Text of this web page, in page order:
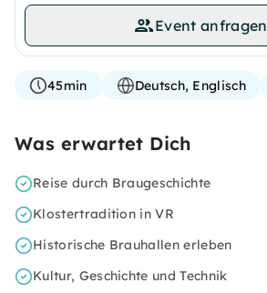
Event anfragen
45min Deutsch, Englisch
Was erwartet Dich
Reise durch Braugeschichte
Klostertradition in VR
Historische Brauhallen erleben
Kultur, Geschichte und Technik